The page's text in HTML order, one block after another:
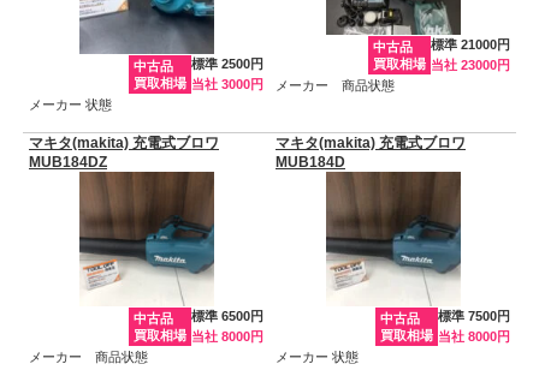
中古品
買取相場
標準 2500円
当社 3000円
メーカー 状態
中古品
買取相場
標準 21000円
当社 23000円
メーカー 商品状態
マキタ(makita) 充電式ブロワ
MUB184DZ
中古品
買取相場
標準 6500円
当社 8000円
メーカー 商品状態
マキタ(makita) 充電式ブロワ
MUB184D
中古品
買取相場
標準 7500円
当社 8000円
メーカー 状態